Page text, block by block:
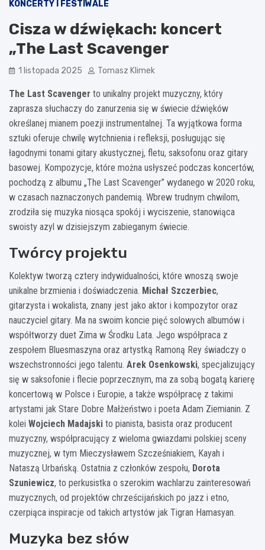
KONCERTY I FESTIWALE
Cisza w dźwiękach: koncert
„The Last Scavenger
1 listopada 2025 Tomasz Klimek
The Last Scavenger to unikalny projekt muzyczny, który
zaprasza słuchaczy do zanurzenia się w świecie dźwięków
określanej mianem poezji instrumentalnej. Ta wyjątkowa forma
sztuki oferuje chwilę wytchnienia i refleksji, posługując się
łagodnymi tonami gitary akustycznej, fletu, saksofonu oraz gitary
basowej. Kompozycje, które można usłyszeć podczas koncertów,
pochodzą z albumu „The Last Scavenger” wydanego w 2020 roku,
w czasach naznaczonych pandemią. Wbrew trudnym chwilom,
zrodziła się muzyka niosąca spokój i wyciszenie, stanowiąca
swoisty azyl w dzisiejszym zabieganym świecie.
Twórcy projektu
Kolektyw tworzą cztery indywidualności, które wnoszą swoje
unikalne brzmienia i doświadczenia. Michał Szczerbiec,
gitarzysta i wokalista, znany jest jako aktor i kompozytor oraz
nauczyciel gitary. Ma na swoim koncie pięć solowych albumów i
współtworzy duet Zima w Środku Lata. Jego współpraca z
zespołem Bluesmaszyna oraz artystką Ramoną Rey świadczy o
wszechstronności jego talentu. Arek Osenkowski, specjalizujący
się w saksofonie i flecie poprzecznym, ma za sobą bogatą karierę
koncertową w Polsce i Europie, a także współpracę z takimi
artystami jak Stare Dobre Małżeństwo i poeta Adam Ziemianin. Z
kolei Wojciech Madajski to pianista, basista oraz producent
muzyczny, współpracujący z wieloma gwiazdami polskiej sceny
muzycznej, w tym Mieczysławem Szcześniakiem, Kayah i
Nataszą Urbańską. Ostatnia z członków zespołu, Dorota
Szuniewicz, to perkusistka o szerokim wachlarzu zainteresowań
muzycznych, od projektów chrześcijańskich po jazz i etno,
czerpiąca inspiracje od takich artystów jak Tigran Hamasyan.
Muzyka bez słów